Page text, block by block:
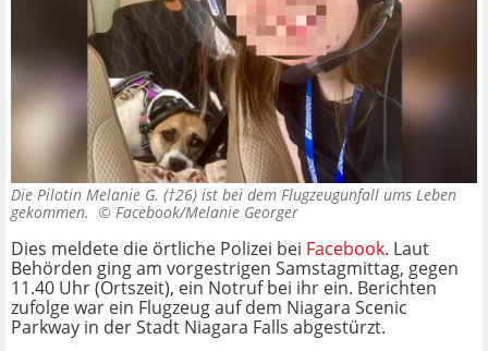
Die Pilotin Melanie G. (†26) ist bei dem Flugzeugunfall ums Leben
gekommen. © Facebook/Melanie Georger
Dies meldete die örtliche Polizei bei Facebook. Laut
Behörden ging am vorgestrigen Samstagmittag, gegen
11.40 Uhr (Ortszeit), ein Notruf bei ihr ein. Berichten
zufolge war ein Flugzeug auf dem Niagara Scenic
Parkway in der Stadt Niagara Falls abgestürzt.